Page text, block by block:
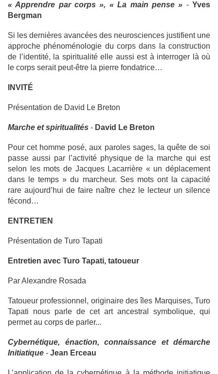
« Apprendre par corps », « La main pense » -Yves
Bergman
Si les dernières avancées des neurosciences justifient une
approche phénoménologie du corps dans la construction
de l’identité, la spiritualité elle aussi est à interroger là où
le corps serait peut-être la pierre fondatrice…
INVITÉ
Présentation de David Le Breton
Marche et spiritualités - David Le Breton
Pour cet homme posé, aux paroles sages, la quête de soi
passe aussi par l’activité physique de la marche qui est
selon les mots de Jacques Lacarrière « un déplacement
dans le temps » du marcheur. Ses mots ont la capacité
rare aujourd’hui de faire naître chez le lecteur un silence
fécond…
ENTRETIEN
Présentation de Turo Tapati
Entretien avec Turo Tapati, tatoueur
Par Alexandre Rosada
Tatoueur professionnel, originaire des îles Marquises, Turo
Tapati nous parle de cet art ancestral symbolique, qui
permet au corps de parler...
Cybernétique, énaction, connaissance et démarche
Initiatique - Jean Erceau